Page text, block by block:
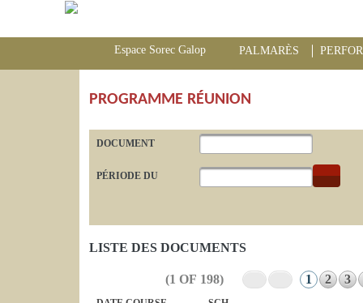
Espace Sorec Galop PALMARÈS
PROGRAMME RÉUNION
DOCUMENT
PÉRIODE DU
LISTE DES DOCUMENTS
(1 OF 198) 1 2 3